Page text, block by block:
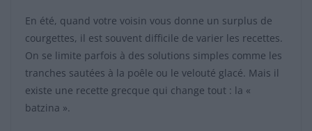
En été, quand votre voisin vous donne un surplus de
courgettes, il est souvent difficile de varier les recettes.
On se limite parfois à des solutions simples comme les
tranches sautées à la poêle ou le velouté glacé. Mais il
existe une recette grecque qui change tout : la «
batzina ».